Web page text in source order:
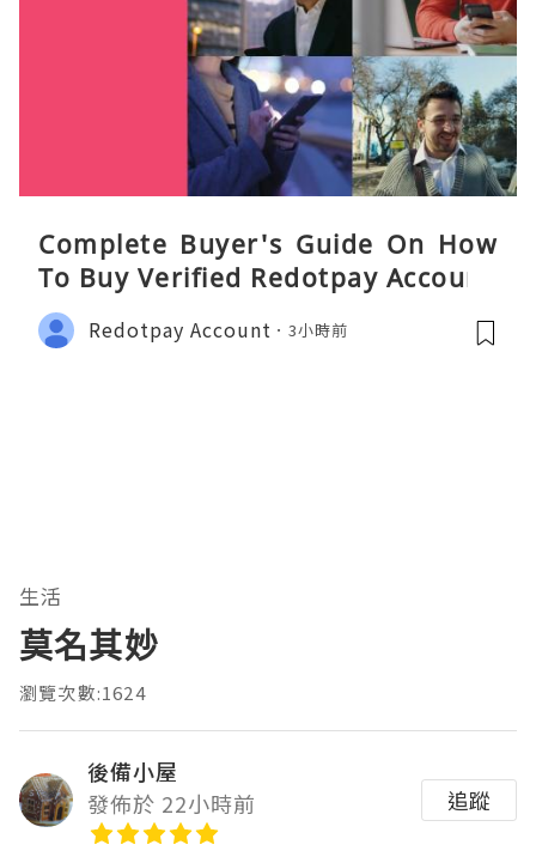
Complete Buyer's Guide On How
To Buy Verified Redotpay Account
Redotpay Account 3小時前
生活
莫名其妙
瀏覽次數:1624
後備小屋
發佈於 22小時前
追蹤